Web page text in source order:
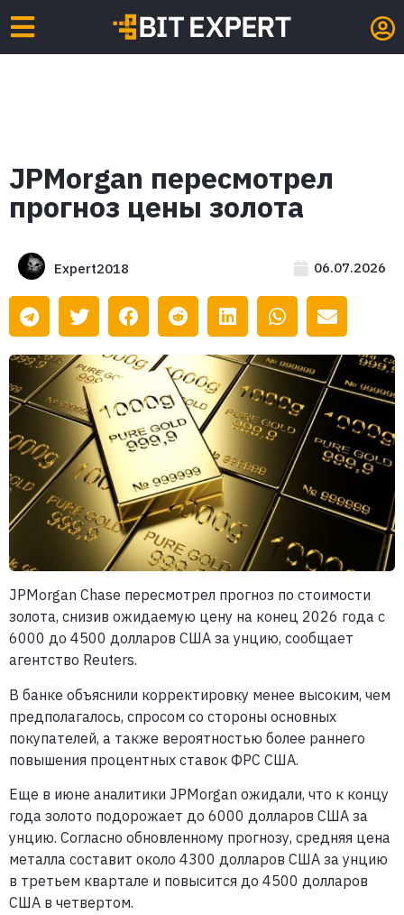
JPMorgan пересмотрел
прогноз цены золота
Expert2018 06.07.2026
JPMorgan Chase пересмотрел прогноз по стоимости
золота, снизив ожидаемую цену на конец 2026 года с
6000 до 4500 долларов США за унцию, сообщает
агентство Reuters.
В банке объяснили корректировку менее высоким, чем
предполагалось, спросом со стороны основных
покупателей, а также вероятностью более раннего
повышения процентных ставок ФРС США.
Еще в июне аналитики JPMorgan ожидали, что к концу
года золото подорожает до 6000 долларов США за
унцию. Согласно обновленному прогнозу, средняя цена
металла составит около 4300 долларов США за унцию
в третьем квартале и повысится до 4500 долларов
США в четвертом.